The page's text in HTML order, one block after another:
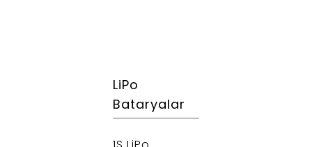
LiPo
Bataryalar